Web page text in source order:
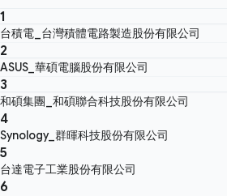
1
台積電_台灣積體電路製造股份有限公司
2
ASUS_華碩電腦股份有限公司
3
和碩集團_和碩聯合科技股份有限公司
4
Synology_群暉科技股份有限公司
5
台達電子工業股份有限公司
6